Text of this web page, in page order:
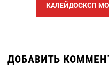
КАЛЕЙДОСКОП
ДОБАВИТЬ